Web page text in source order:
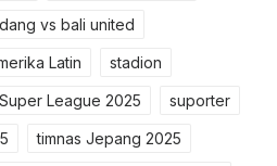
vs bali united
Latin stadion
Super League 2025 suporter
timnas Jepang 2025